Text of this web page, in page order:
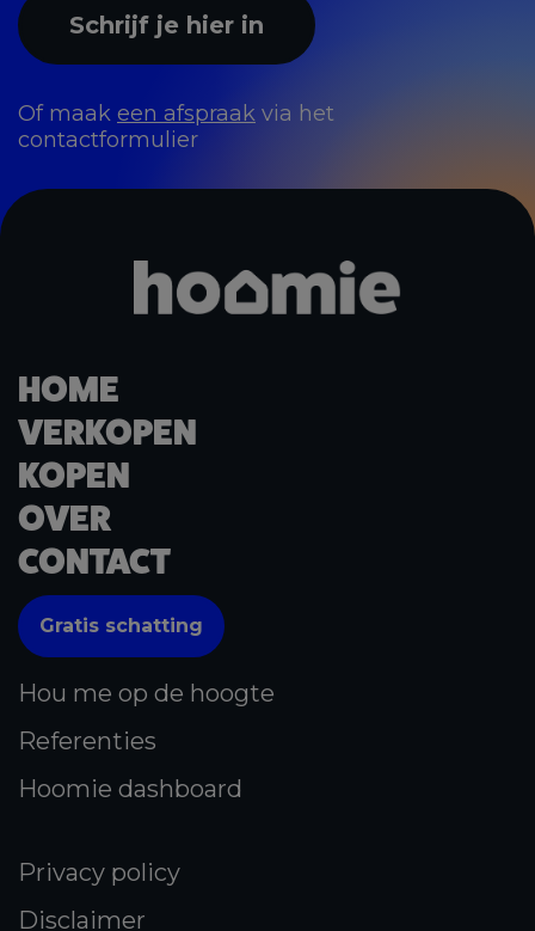
Of maak een afspraak via het
contactformulier
Schrijf je hier in
HOME
VERKOPEN
KOPEN
OVER
CONTACT
Gratis schatting
Hou me op de hoogte
Referenties
Hoomie dashboard
Privacy policy
Disclaimer